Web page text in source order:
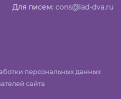
Для писем: cons@lad-dva.ru
персональных данных
сайта